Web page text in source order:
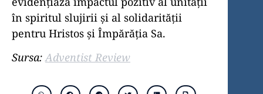
în spiritul slujirii și al solidarității
pentru Hristos și Împărăția Sa.
Sursa:Adventist Review